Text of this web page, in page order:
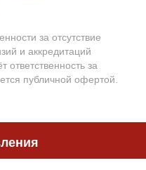
за отсутствие
и аккредитаций
ответственность за
публичной офертой.